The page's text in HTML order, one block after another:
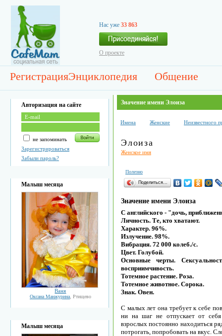
Нас уже 33 863
О проекте
РегистрацияЭнциклопедия Общение
Авторизация на сайте
не запоминать
Зарегистрироваться
Забыли пароль?
Малыш месяца
Ваня
Оксана Манжурина, Ртищево
Малыш месяца
Значение имени Элоиза
Имена Женские Неизвестного
Элоиза
Женское имя
Полезно
Поделиться…
Значение имени Элоиза
С английского - "дочь,
Личность. Те, кто хватают.
Характер. 96%.
Излучение. 98%.
Вибрация. 72 000 колеб./с.
Цвет. Голубой.
Основные черты.
восприимчивость.
Тотемное растение. Роза.
Тотемное животное. Сорока.
Знак. Овен.
С малых лет она требует к себе
ни на шаг не отпускает от себя
взрослых постоянно находиться
потрогать, попробовать на вкус.